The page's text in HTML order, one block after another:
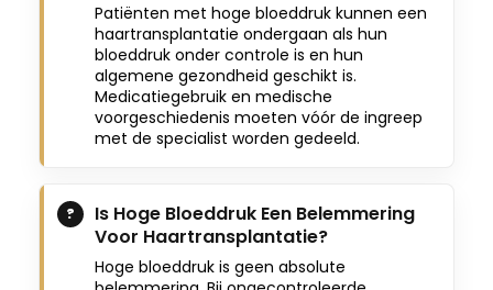
Patiënten met hoge bloeddruk kunnen een
haartransplantatie ondergaan als hun
bloeddruk onder controle is en hun
algemene gezondheid geschikt is.
Medicatiegebruik en medische
voorgeschiedenis moeten vóór de ingreep
met de specialist worden gedeeld.
Is Hoge Bloeddruk Een Belemmering
Voor Haartransplantatie?
Hoge bloeddruk is geen absolute